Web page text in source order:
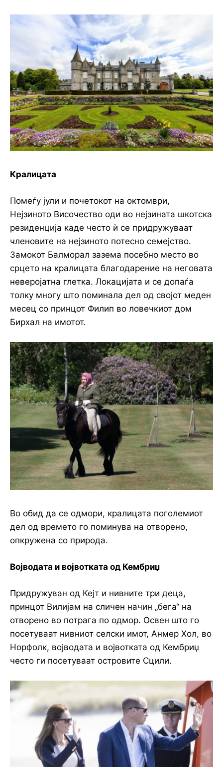
Кралицата
Помеѓу јули и почетокот на октомври,
Нејзиното Височество оди во нејзината шкотска
резиденција каде често ѝ се придружуваат
членовите на нејзиното потесно семејство.
Замокот Балморал зазема посебно место во
срцето на кралицата благодарение на неговата
неверојатна глетка. Локацијата и се допаѓа
толку многу што поминала дел од својот меден
месец со принцот Филип во ловечкиот дом
Бирхал на имотот.
Во обид да се одмори, кралицата поголемиот
дел од времето го поминува на отворено,
опкружена со природа.
Војводата и војвотката од Кембриџ
Придружуван од Кејт и нивните три деца,
принцот Вилијам на сличен начин „бега“ на
отворено во потрага по одмор. Освен што го
посетуваат нивниот селски имот, Анмер Хол, во
Норфолк, војводата и војвотката од Кембриџ
често ги посетуваат островите Сцили.